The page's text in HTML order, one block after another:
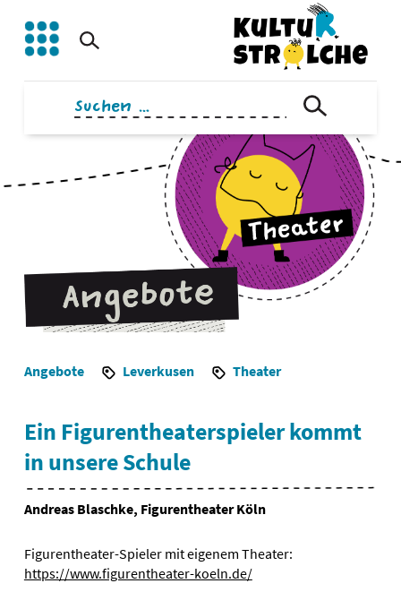
Inhalt
springen
Suchen
nach:
Angebote Leverkusen Theater
Ein Figurentheaterspieler kommt
in unsere Schule
Andreas Blaschke, Figurentheater Köln
Figurentheater-Spieler mit eigenem Theater:
https://www.figurentheater-koeln.de/